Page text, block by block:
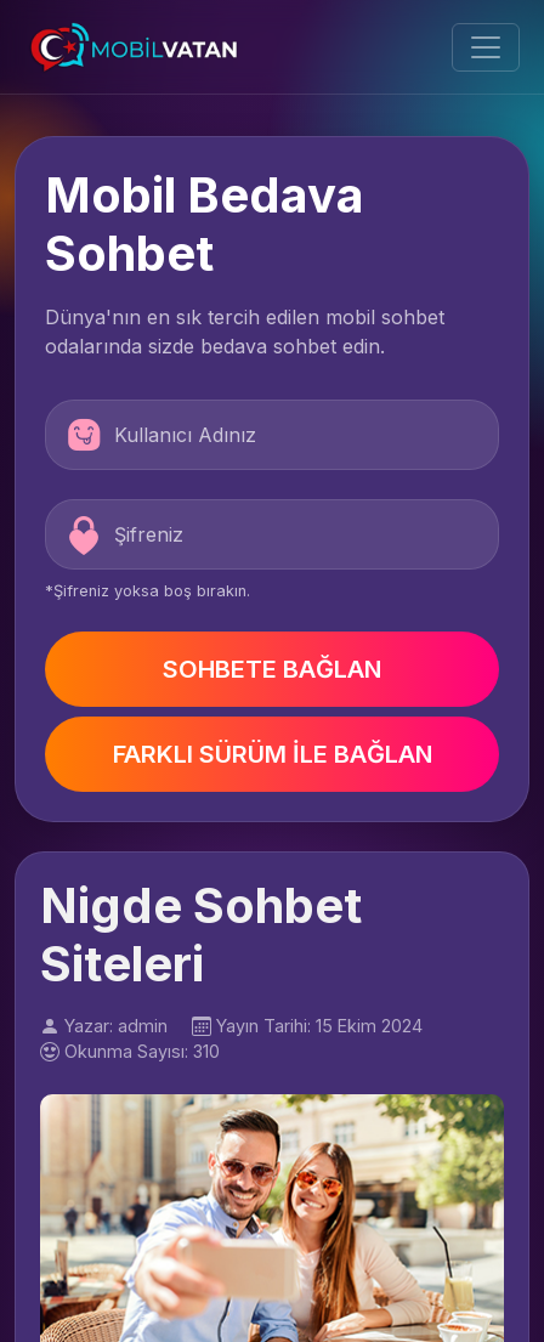
Mobil Bedava
Sohbet
Dünya'nın en sık tercih edilen mobil sohbet
odalarında sizde bedava sohbet edin.
*Şifreniz yoksa boş bırakın.
SOHBETE BAĞLAN
FARKLI SÜRÜM İLE BAĞLAN
Nigde Sohbet
Siteleri
Yazar: admin
Yayın Tarihi: 15 Ekim 2024
Okunma Sayısı: 310